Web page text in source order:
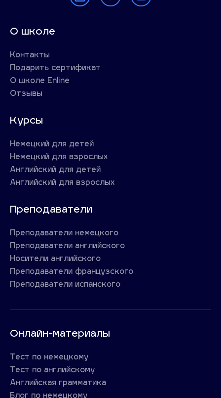
О школе
Контакты
Подарить сертификат
О школе Enline
Отзывы
Курсы
Немецкий для детей
Немецкий для взрослых
Английский для детей
Английский для взрослых
Преподаватели
Преподаватели немецкого
Преподаватели английского
Носители английского
Преподаватели французского
Преподаватели испанского
Онлайн-материалы
Тест по немецкому
Тест по английскому
Английская грамматика
Блог по немецкому